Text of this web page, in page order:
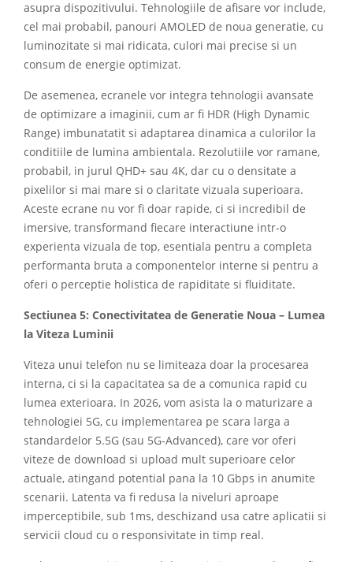
asupra dispozitivului. Tehnologiile de afisare vor include,
cel mai probabil, panouri AMOLED de noua generatie, cu
luminozitate si mai ridicata, culori mai precise si un
consum de energie optimizat.
De asemenea, ecranele vor integra tehnologii avansate
de optimizare a imaginii, cum ar fi HDR (High Dynamic
Range) imbunatatit si adaptarea dinamica a culorilor la
conditiile de lumina ambientala. Rezolutiile vor ramane,
probabil, in jurul QHD+ sau 4K, dar cu o densitate a
pixelilor si mai mare si o claritate vizuala superioara.
Aceste ecrane nu vor fi doar rapide, ci si incredibil de
imersive, transformand fiecare interactiune intr-o
experienta vizuala de top, esentiala pentru a completa
performanta bruta a componentelor interne si pentru a
oferi o perceptie holistica de rapiditate si fluiditate.
Sectiunea 5: Conectivitatea de Generatie Noua – Lumea
la Viteza Luminii
Viteza unui telefon nu se limiteaza doar la procesarea
interna, ci si la capacitatea sa de a comunica rapid cu
lumea exterioara. In 2026, vom asista la o maturizare a
tehnologiei 5G, cu implementarea pe scara larga a
standardelor 5.5G (sau 5G-Advanced), care vor oferi
viteze de download si upload mult superioare celor
actuale, atingand potential pana la 10 Gbps in anumite
scenarii. Latenta va fi redusa la niveluri aproape
imperceptibile, sub 1ms, deschizand usa catre aplicatii si
servicii cloud cu o responsivitate in timp real.